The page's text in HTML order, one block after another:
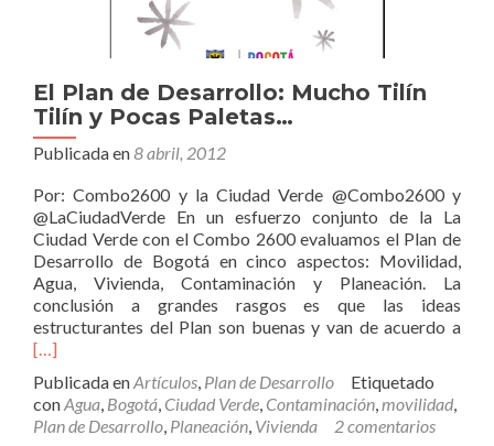
El Plan de Desarrollo: Mucho Tilín
Tilín y Pocas Paletas…
Publicada en8 abril, 2012
Por: Combo2600 y la Ciudad Verde @Combo2600 y
@LaCiudadVerde En un esfuerzo conjunto de la La
Ciudad Verde con el Combo 2600 evaluamos el Plan de
Desarrollo de Bogotá en cinco aspectos: Movilidad,
Agua, Vivienda, Contaminación y Planeación. La
conclusión a grandes rasgos es que las ideas
estructurantes del Plan son buenas y van de acuerdo aLeer
[…]
Publicada enArtículos, Plan de Desarrollo
Etiquetado
conAgua, Bogotá, Ciudad Verde, Contaminación,movilidad,
Plan de Desarrollo, Planeación, Vivienda 2 comentarios